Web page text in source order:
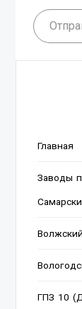
Главная
Заводы
ГПЗ 10